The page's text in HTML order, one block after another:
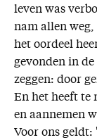
leven was
nam allen
het oordeel
gevonden in de
zeggen: door
En het heeft te
en aannemen
Voor ons geldt: